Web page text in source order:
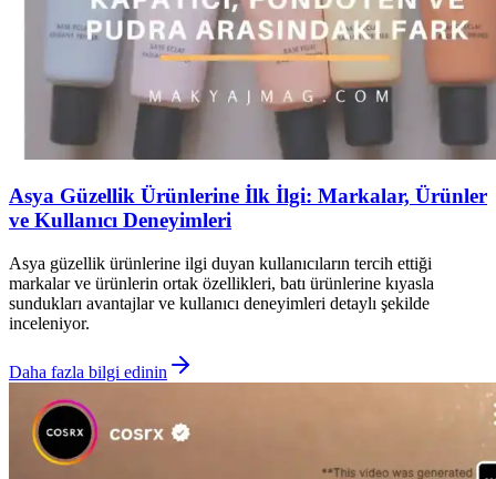
Asya Güzellik Ürünlerine İlk İlgi: Markalar, Ürünler
ve Kullanıcı Deneyimleri
Asya güzellik ürünlerine ilgi duyan kullanıcıların tercih ettiği
markalar ve ürünlerin ortak özellikleri, batı ürünlerine kıyasla
sundukları avantajlar ve kullanıcı deneyimleri detaylı şekilde
inceleniyor.
Daha fazla bilgi edinin